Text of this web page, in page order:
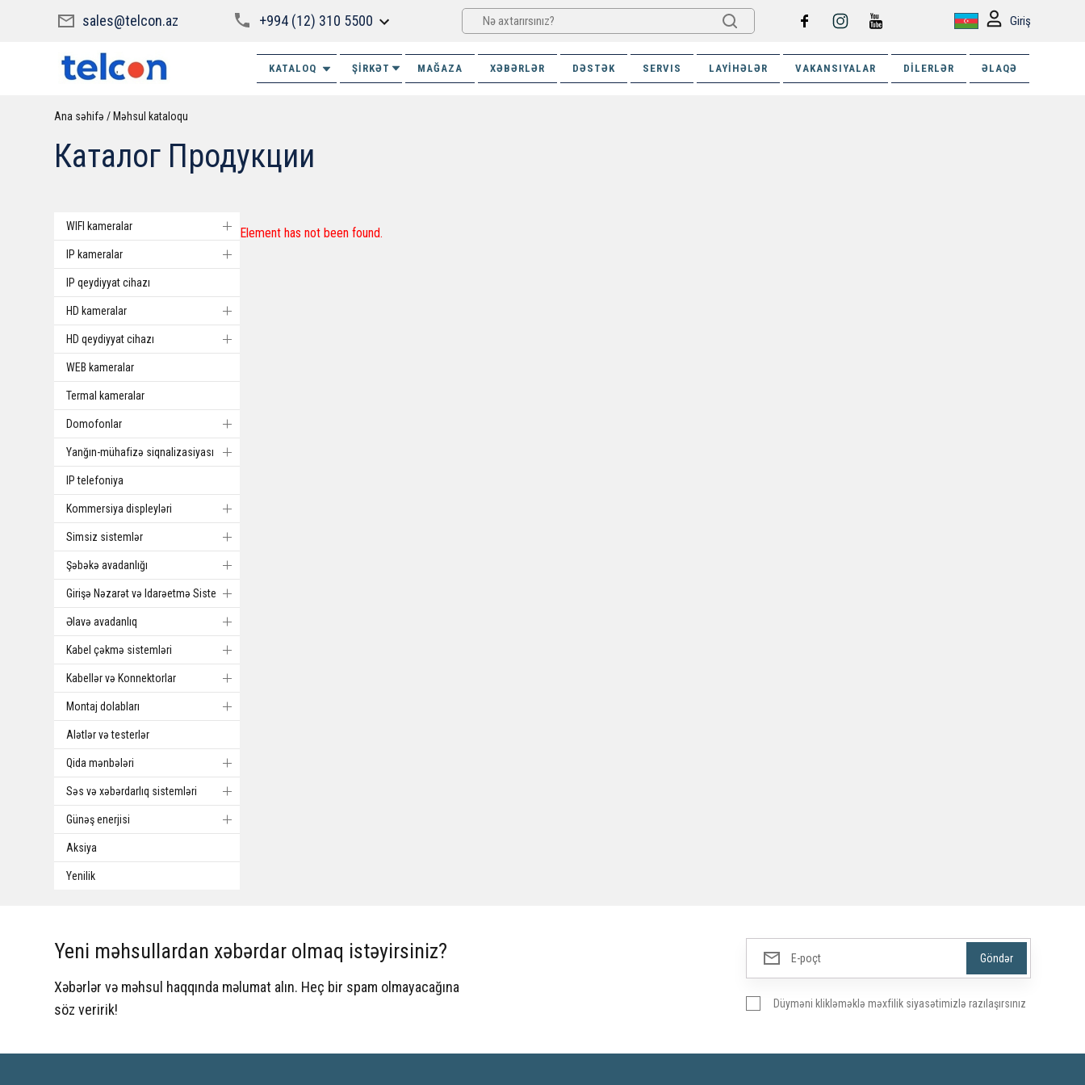
sales@telcon.az +994 (12) 310 5500 Giriş
KATALOQ ŞİRKƏT MAĞAZA XƏBƏRLƏR DƏSTƏK SERVIS LAYIHƏLƏR VAKANSIYALAR DILERLƏR ƏLAQƏ
Ana səhifə Məhsul kataloqu
Каталог Продукции
WIFI kameralar
IP kameralar
IP qeydiyyat cihazı
HD kameralar
HD qeydiyyat cihazı
WEB kameralar
Termal kameralar
Domofonlar
Yanğın-mühafizə siqnalizasiyası
IP telefoniya
Kommersiya displeyləri
Simsiz sistemlər
Şəbəkə avadanlığı
Girişə Nəzarət və Idarəetmə Sistemi
Əlavə avadanlıq
Kabel çəkmə sistemləri
Kabellər və Konnektorlar
Montaj dolabları
Alətlər və testerlər
Qida mənbələri
Səs və xəbərdarlıq sistemləri
Günəş enerjisi
Aksiya
Yenilik
Element has not been found.
Yeni məhsullardan xəbərdar olmaq istəyirsiniz?
Xəbərlər və məhsul haqqında məlumat alın. Heç bir spam olmayacağına
söz veririk!
Düyməni klikləməklə məxfilik siyasətimizlə razılaşırsınız